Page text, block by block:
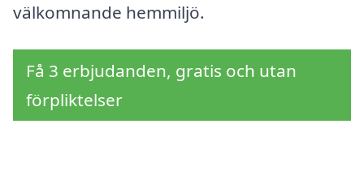
välkomnande hemmiljö.
Få 3 erbjudanden, gratis och utan
förpliktelser